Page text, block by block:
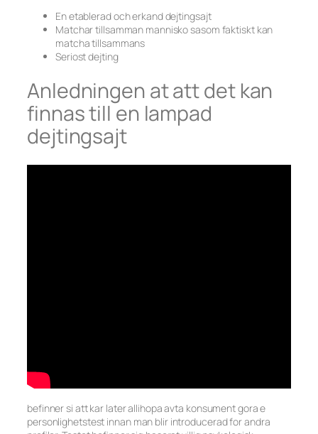
En etablerad och erkand dejtingsajt
Matchar tillsamman mannisko sasom faktiskt kan
matcha tillsammans
Seriost dejting
Anledningen at att det kan
finnas till en lampad
dejtingsajt
befinner si att kar later allihopa avta konsument gora e
personlighetstest innan man blir introducerad for andra